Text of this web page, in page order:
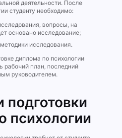
деятельности. После
студенту необходимо:
вопросы, на
основано исследование;
исследования.
диплома по психологии
рабочий план, последний
руководителем.
психологии